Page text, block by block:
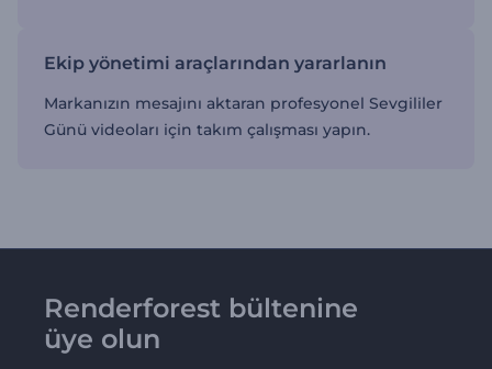
Ekip yönetimi araçlarından yararlanın
Markanızın mesajını aktaran profesyonel Sevgililer
Günü videoları için takım çalışması yapın.
Renderforest bültenine
üye olun